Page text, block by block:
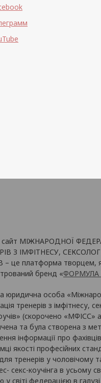
МІЖНАРОДНОЇ
З ІМФІТНЕСУ,
– це платформа творцем,
бренд «ФОРМУЛА
юридична особа
тренерів з імфітнесу,
(скорочено «МФІСС»
та була створена з
інформації про
якості професійних
тренерів у чоловічому
секс-коучінга в усьому
у світі федерацією в